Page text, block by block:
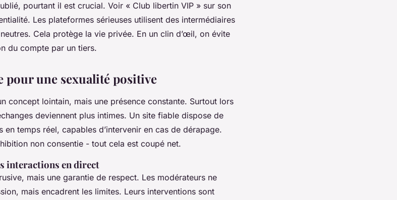
pourtant il est crucial. Voir « Club libertin VIP » sur son
Les plateformes sérieuses utilisent des intermédiaires
Cela protège la vie privée. En un clin d’œil, on évite
du compte par un tiers.
pour une sexualité positive
concept lointain, mais une présence constante. Surtout lors
deviennent plus intimes. Un site fiable dispose de
temps réel, capables d’intervenir en cas de dérapage.
non consentie - tout cela est coupé net.
interactions en direct
mais une garantie de respect. Les modérateurs ne
mais encadrent les limites. Leurs interventions sont